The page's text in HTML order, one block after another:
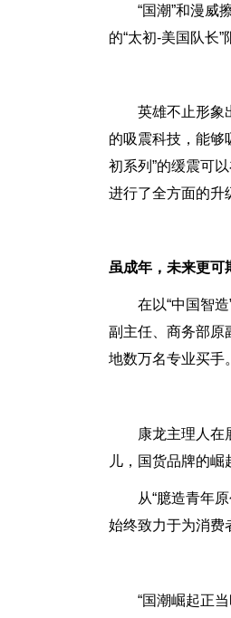
“国潮”和漫威
的“太初-美国队长
英雄不止形象
的吸震科技，能够
初系列”的缓震可
进行了全方面的升
虽成年，未来更可
在以“中国智
副主任、商务部原
地数万名专业买手。
康龙主理人在
儿，国货品牌的崛
从“臆造青年
始终致力于为消费
“国潮崛起正